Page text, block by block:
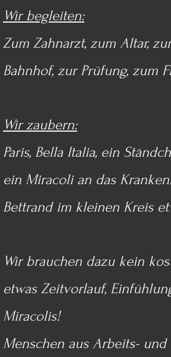
Wir begleiten:
Zum Zahnarzt, zum Altar,
Bahnhof, zur Prüfung, zum
Wir zaubern:
Paris, Bella Italia, ein
ein Miracoli an das
Bettrand im kleinen Kreis
Wir brauchen dazu kein
etwas Zeitvorlauf,
Miracolis!
Menschen aus Arbeits-